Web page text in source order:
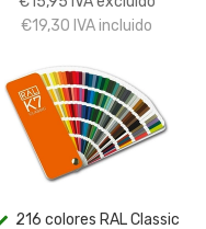
€19,30 IVA incluido
216 colores RAL Classic